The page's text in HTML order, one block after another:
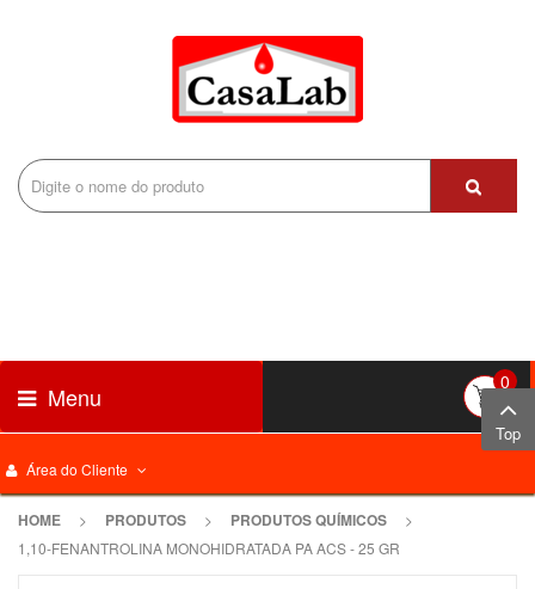
Área do Cliente
Menu 0
HOME > PRODUTOS > PRODUTOS QUÍMICOS
>
1,10-FENANTROLINA MONOHIDRATADA PA ACS - 25 GR
Top